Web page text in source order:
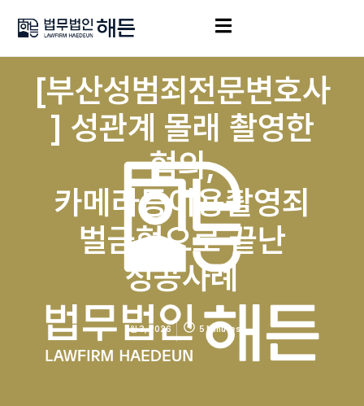
[부산성범죄전문변호사
] 성관계 몰래 촬영한
혐의,
카메라등이용촬영죄
벌금형으로 끝난
성공사례
3월 3, 2026 5 Minutes